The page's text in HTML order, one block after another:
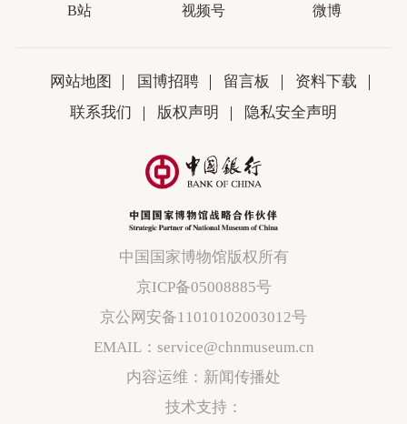
B站 视频号 微博
网站地图 国博招聘 留言板
资料下载
联系我们
版权声明 隐私安全声明
中国国家博物馆版权所有
京ICP备05008885号
京公网安备11010102003012号
EMAIL：service@chnmuseum.cn
内容运维：新闻传播处
技术支持：